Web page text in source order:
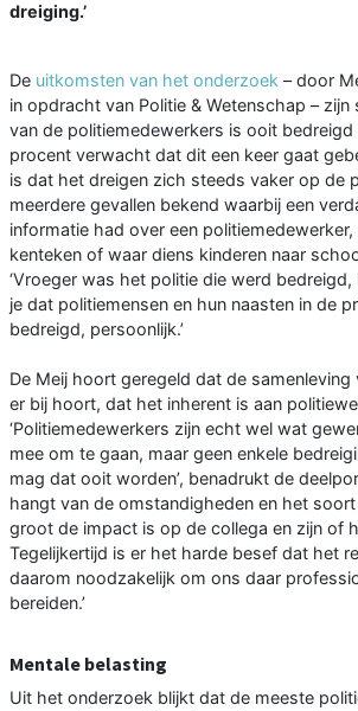
dreiging.’
De uitkomsten van het onderzoek – door
in opdracht van Politie & Wetenschap –
van de politiemedewerkers is ooit bedreigd
procent verwacht dat dit een keer gaat
is dat het dreigen zich steeds vaker op de
meerdere gevallen bekend waarbij een
informatie had over een politiemedewerker,
kenteken of waar diens kinderen naar
‘Vroeger was het politie die werd
je dat politiemensen en hun naasten in de
bedreigd, persoonlijk.’
De Meij hoort geregeld dat de samenleving
er bij hoort, dat het inherent is aan
‘Politiemedewerkers zijn echt wel wat
mee om te gaan, maar geen enkele
mag dat ooit worden’, benadrukt de
hangt van de omstandigheden en het
groot de impact is op de collega en zijn of
Tegelijkertijd is er het harde besef dat het
daarom noodzakelijk om ons daar
bereiden.’
Mentale belasting
Uit het onderzoek blijkt dat de meeste